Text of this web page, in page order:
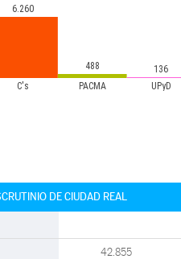
C's PACMA UPyD
6.260
488 136
DE CIUDAD REAL
42.855